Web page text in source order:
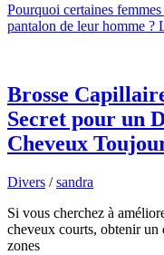
Pourquoi certaines
pantalon de leur homme ?
Brosse
Secret pour un
Cheveux
Divers /sandra
Si vous cherchez à
cheveux courts, obtenir un
zones